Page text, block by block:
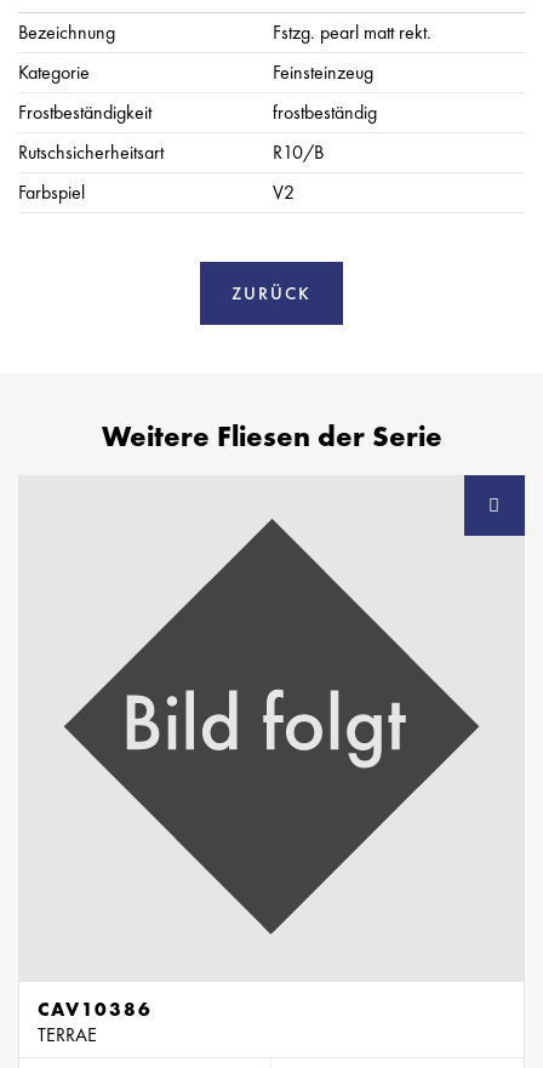
Bezeichnung
Fstzg. pearl matt rekt.
Kategorie
Feinsteinzeug
Frostbeständigkeit
frostbeständig
Rutschsicherheitsart
R10/B
Farbspiel
V2
ZURÜCK
Weitere Fliesen der Serie
CAV10386
TERRAE